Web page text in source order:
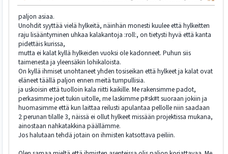
paljon asiaa.
Unohdit syyttää vielä hylkeitä, näinhän monesti kuulee että hylkeitten
raju lisääntyminen uhkaa kalakantoja :roll:, on tietysti hyvä että kanta
pidettäis kurissa,
mutta ei kalat kyllä hylkeiden vuoksi ole kadonneet. Puhun siis
taimenesta ja yleensäkin lohikaloista.
On kyllä ihmiset unohtaneet yhden tosiseikan että hylkeet ja kalat ovat
eläneet täällä paljon ennen meitä tumpullisia.
ja uskoisin että tuolloin kala riitti kaikille. Me rakensimme padot,
perkasimme joet tukin uitolle, me laskimme p#sk#t suoraan jokiin ja
huomasimme että kun laittaa reilusti apulantaa pellolle niin saadaan
2 perunan tilalle 3, näissä ei ollut hylkeet missään projektissa mukana,
ainostaan nahkatakkina päällämme.
Jos halutaan tehdä jotain on ihmisten katsottava peiliin.